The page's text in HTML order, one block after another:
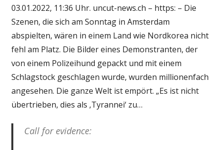
03.01.2022, 11:36 Uhr. uncut-news.ch – https: – Die
Szenen, die sich am Sonntag in Amsterdam
abspielten, wären in einem Land wie Nordkorea nicht
fehl am Platz. Die Bilder eines Demonstranten, der
von einem Polizeihund gepackt und mit einem
Schlagstock geschlagen wurde, wurden millionenfach
angesehen. Die ganze Welt ist empört. „Es ist nicht
übertrieben, dies als ‚Tyrannei‘ zu…
Call for evidence: